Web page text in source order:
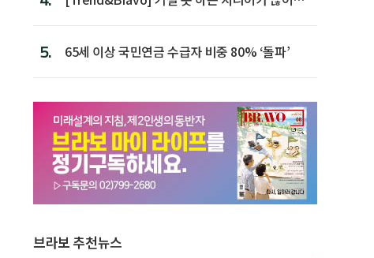
5. 65세 이상 국민연금 수급자 비중 80% ‘돌파’
브라보 추천뉴스